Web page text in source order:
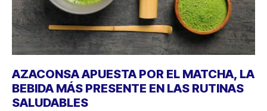
AZACONSA APUESTA POR EL MATCHA, LA
BEBIDA MÁS PRESENTE EN LAS RUTINAS
SALUDABLES